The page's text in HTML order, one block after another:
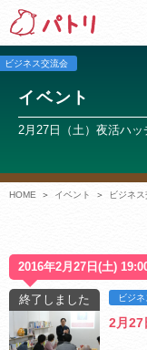
ビジネス交流会
イベント
2月27日（土）夜活ハッ
HOME イベント ビジネ
2016年2月27日(土)
終了しました ビジ
2月27